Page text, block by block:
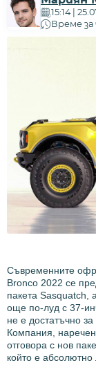
15:14 |
Време за
Съвременните
Bronco 2022 се
пакета Sasquatch,
още по-луд с 37-
не е достатъчно
Компания,
отговора с нов
който е абсолютно